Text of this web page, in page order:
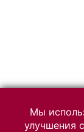
Мы
улучшения